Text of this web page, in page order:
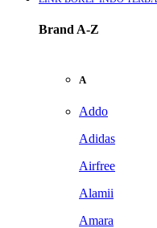
Brand A-Z
A
Addo
Adidas
Airfree
Alamii
Amara